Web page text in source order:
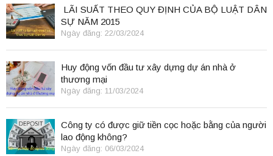
LÃI SUẤT THEO QUY ĐỊNH CỦA BỘ LUẬT DÂN
SỰ NĂM 2015
Ngày đăng: 22/03/2024
Huy động vốn đầu tư xây dựng dự án nhà ở
thương mại
Ngày đăng: 11/03/2024
Công ty có được giữ tiền cọc hoặc bằng của người
lao động không?
Ngày đăng: 06/03/2024